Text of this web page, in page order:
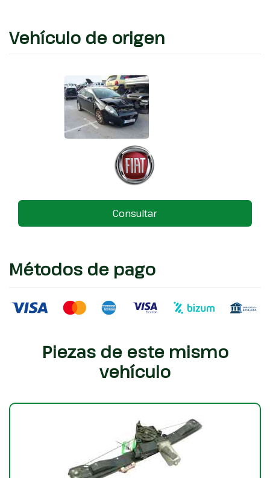
Vehículo de origen
Consultar
Métodos de pago
Piezas de este mismo
vehículo